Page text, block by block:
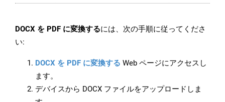
DOCX を PDF に変換するには、次の手順に従ってくださ
い:
DOCX を PDF に変換する Web ページにアクセスし
ます。
デバイスから DOCX ファイルをアップロードしま